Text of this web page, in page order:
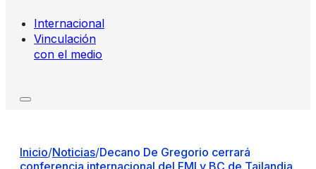
Internacional
Vinculación
con el medio
Inicio/Noticias/Decano De Gregorio cerrará
conferencia internacional del FMI y BC de Tailandia